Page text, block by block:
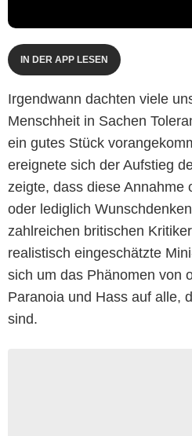
IN DER APP LESEN
Irgendwann dachten viele
Menschheit in Sachen
ein gutes Stück
ereignete sich der Aufstieg
zeigte, dass diese Annahme
oder lediglich
zahlreichen britischen
realistisch eingeschätzte
sich um das Phänomen von
Paranoia und Hass auf alle,
sind.